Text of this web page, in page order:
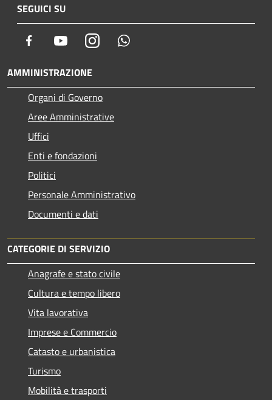
SEGUICI SU
Facebook YoutubeInstagram
AMMINISTRAZIONE
Organi di Governo
Aree Amministrative
Uffici
Enti e fondazioni
Politici
Personale Amministrativo
Documenti e dati
CATEGORIE DI SERVIZIO
Anagrafe e stato civile
Cultura e tempo libero
Vita lavorativa
Imprese e Commercio
Catasto e urbanistica
Turismo
Mobilità e trasporti